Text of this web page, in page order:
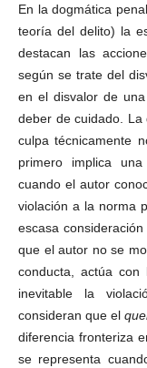
En la dogmática
teoría del delito) la
destacan las
según se trate del
en el disvalor de
deber de cuidado. La
culpa técnicamente
primero implica
cuando el autor
violación a la norma
escasa
que el autor no se
conducta, actúa
inevitable la
consideran que el
diferencia fronteriza
se representa